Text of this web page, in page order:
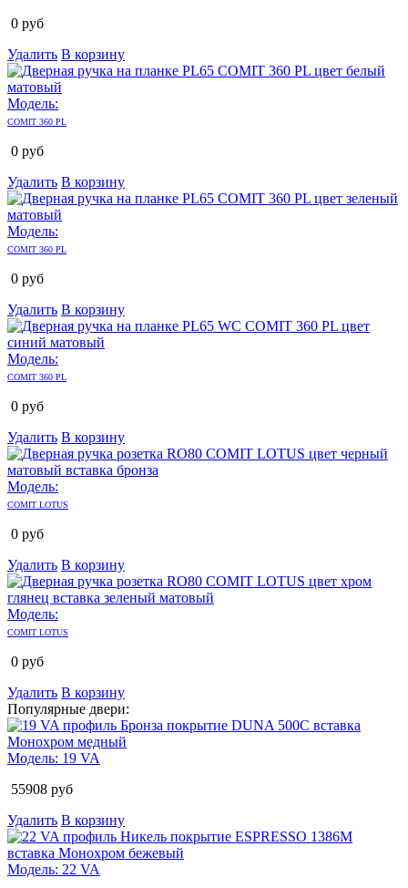
0 руб
Удалить В корзину
Модель:
COMIT 360 PL
0 руб
Удалить В корзину
Модель:
COMIT 360 PL
0 руб
Удалить В корзину
Модель:
COMIT 360 PL
0 руб
Удалить В корзину
Модель:
COMIT LOTUS
0 руб
Удалить В корзину
Модель:
COMIT LOTUS
0 руб
Удалить В корзину
Популярные двери:
Модель: 19 VA
55908 руб
Удалить В корзину
Модель: 22 VA